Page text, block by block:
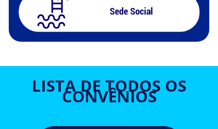
LISTA DE TODOS OS
CONVÊNIOS